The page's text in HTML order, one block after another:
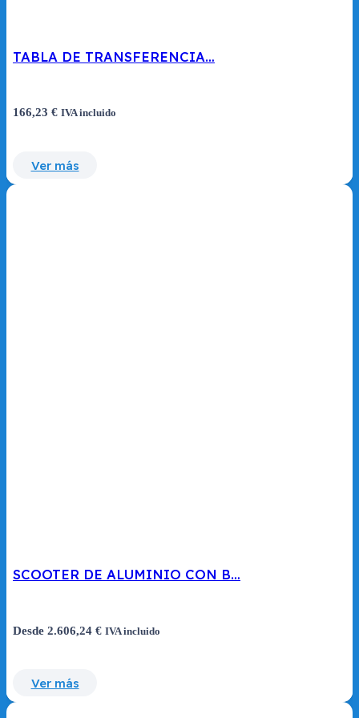
TABLA DE TRANSFERENCIA…
166,23 € IVA incluido
Ver más
SCOOTER DE ALUMINIO CON B…
Desde 2.606,24 € IVA incluido
Ver más